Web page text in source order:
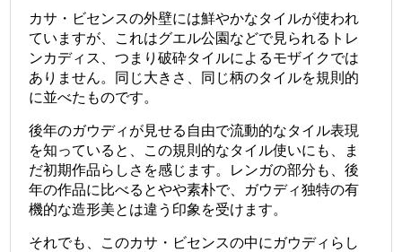
カサ・ビセンスの外壁には鮮やかなタイルが使われ
ていますが、これはグエル公園などで見られるトレ
ンカディス、つまり破砕タイルによるモザイクでは
ありません。同じ大きさ、同じ柄のタイルを規則的
に並べたものです。
後年のガウディが見せる自由で流動的なタイル表現
を知っていると、この規則的なタイル使いにも、ま
だ初期作品らしさを感じます。レンガの部分も、後
年の作品に比べるとやや素朴で、ガウディ独特の有
機的な造形美とは違う印象を受けます。
それでも、このカサ・ビセンスの中にガウディらし